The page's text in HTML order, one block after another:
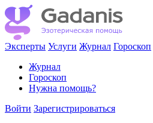
Эксперты Услуги Журнал Гороскоп
Журнал
Гороскоп
Нужна помощь?
Войти Зарегистрироваться